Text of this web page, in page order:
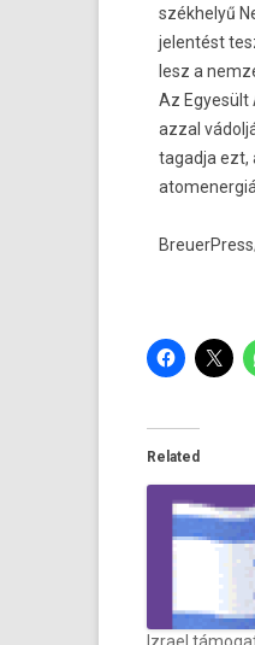
székhelyű
jelen­tést
lesz a
Az Egyesült
azzal
tagad­ja ezt,
Related